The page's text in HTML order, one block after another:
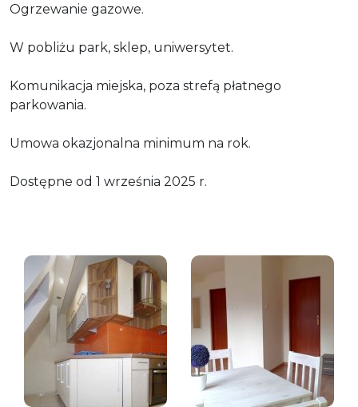
Ogrzewanie gazowe.
W pobliżu park, sklep, uniwersytet.
Komunikacja miejska, poza strefą płatnego
parkowania.
Umowa okazjonalna minimum na rok.
Dostępne od 1 września 2025 r.